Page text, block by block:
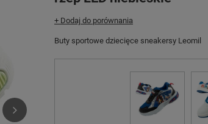
+ Dodaj do porównania
Buty sportowe dziecięce sneakersy Leomil